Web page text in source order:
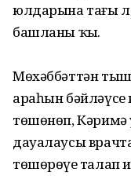
юлдарына тағы
башланы ҡыҙ.
Мөхәббәттән
араһын
төшөнөп, Кәримә
дауалаусы
төшөрөүҙе талап